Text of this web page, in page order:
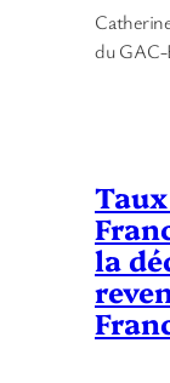
du
la